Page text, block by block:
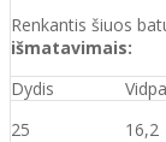
Renkantis šiuos
išmatavimais:
Dydis
25
16,2